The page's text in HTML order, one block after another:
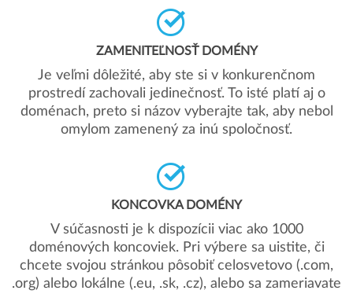
ZAMENITEĽNOSŤ DOMÉNY
Je veľmi dôležité, aby ste si v konkurenčnom
prostredí zachovali jedinečnosť. To isté platí aj o
doménach, preto si názov vyberajte tak, aby nebol
omylom zamenený za inú spoločnosť.
KONCOVKA DOMÉNY
V súčasnosti je k dispozícii viac ako 1000
doménových koncoviek. Pri výbere sa uistite, či
chcete svojou stránkou pôsobiť celosvetovo (.com,
.org) alebo lokálne (.eu, .sk, .cz), alebo sa zameriavate